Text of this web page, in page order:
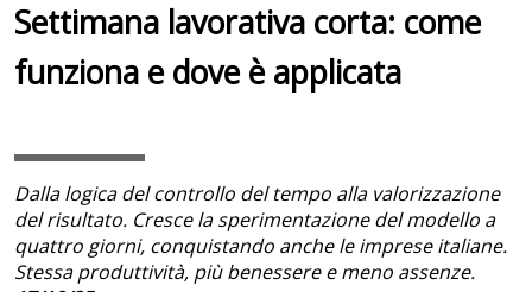
Settimana lavorativa corta: come
funziona e dove è applicata
Dalla logica del controllo del tempo alla valorizzazione
del risultato. Cresce la sperimentazione del modello a
quattro giorni, conquistando anche le imprese italiane.
Stessa produttività, più benessere e meno assenze.